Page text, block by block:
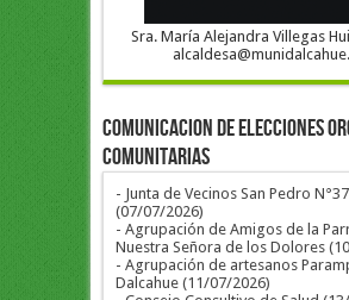
Sra. María Alejandra Villegas
COMUNICACION DE ELECCIONES
COMUNITARIAS
- Junta de Vecinos San Pedro N°37
(07/07/2026)
- Agrupación de Amigos de la
Nuestra Señora de los Dolores
- Agrupación de artesanos
Dalcahue (11/07/2026)